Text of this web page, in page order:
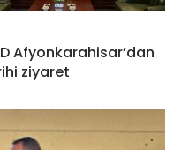
Afyonkarahisar’dan
ziyaret